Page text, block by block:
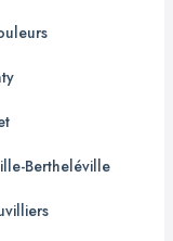
Bertheléville